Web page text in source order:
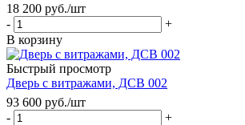
18 200 руб./шт
-
+
В корзину
Быстрый просмотр
Дверь с витражами, ДСВ 002
93 600 руб./шт
-
+